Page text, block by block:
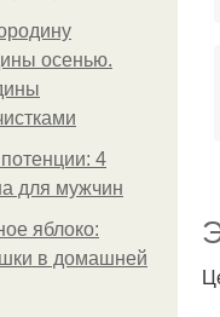
осенью.
4
для мужчин
яблоко:
в домашней